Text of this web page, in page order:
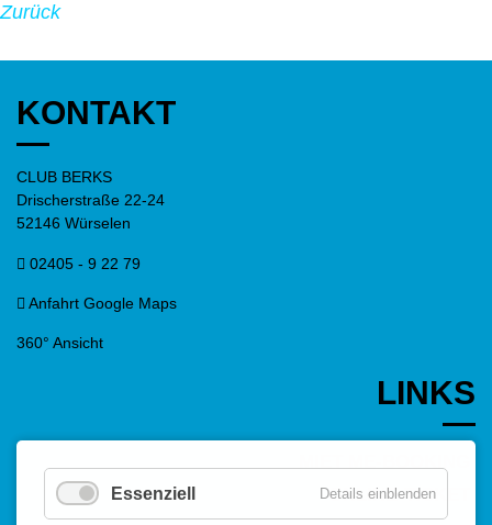
Zurück
KONTAKT
CLUB BERKS
Drischerstraße 22-24
52146 Würselen
02405 - 9 22 79
Anfahrt Google Maps
360° Ansicht
LINKS
ONLINE-TICKET
Essenziell Details einblenden